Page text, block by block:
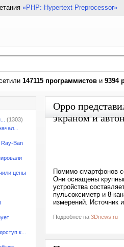
«PHP: Hypertext Preprocessor»
147115 программистов и 9394
(1303)
Ban
цены
к...
Oppo
экраном и
Помимо смартфонов
Они оснащены
устройства
пульсоксиметр и 8-
измерений. Источник
Подробнее на 3Dnews.ru